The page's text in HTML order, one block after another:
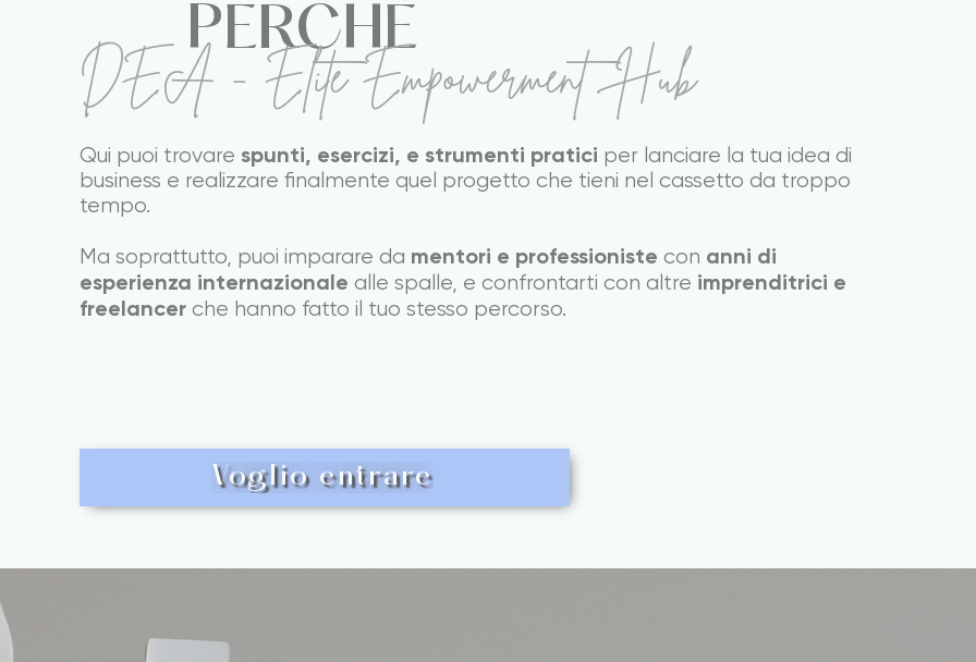
PERCHÈ
DEA - Élite Èmpowerment Hub
​Qui puoi trovare spunti, esercizi, e strumenti pratici per lanciare la tua idea di
business e realizzare finalmente quel progetto che tieni nel cassetto da troppo
tempo.
Ma soprattutto, puoi imparare da mentori e professioniste con anni di
esperienza internazionale alle spalle, e confrontarti con altre imprenditrici e
freelancer che hanno fatto il tuo stesso percorso.
Voglio entrare